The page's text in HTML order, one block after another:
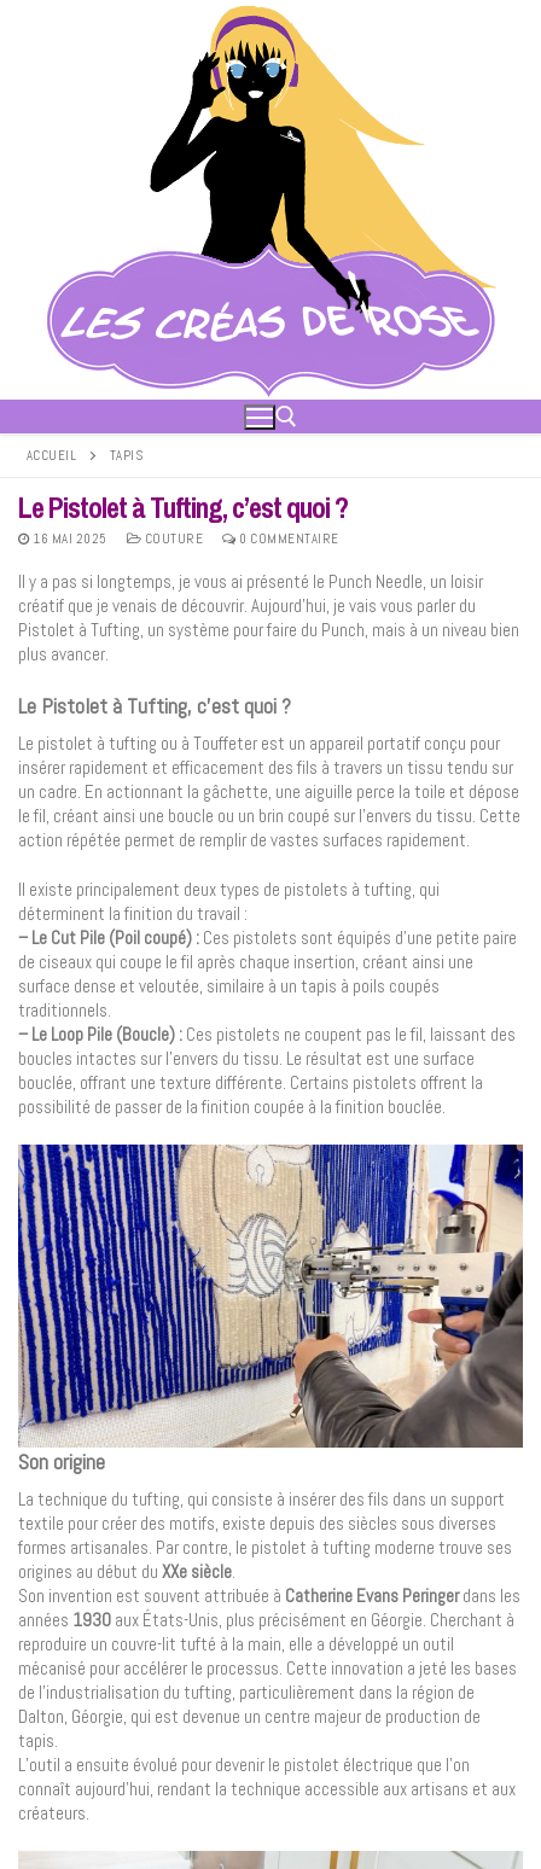
Rechercher :
ACCUEIL TAPIS
Le Pistolet à Tufting, c’est quoi ?
16 MAI 2025 COUTURE 0 COMMENTAIRE
Il y a pas si longtemps, je vous ai présenté le Punch Needle, un loisir
créatif que je venais de découvrir. Aujourd’hui, je vais vous parler du
Pistolet à Tufting, un système pour faire du Punch, mais à un niveau bien
plus avancer.
Le Pistolet à Tufting, c’est quoi ?
Le pistolet à tufting ou à Touffeter est un appareil portatif conçu pour
insérer rapidement et efficacement des fils à travers un tissu tendu sur
un cadre. En actionnant la gâchette, une aiguille perce la toile et dépose
le fil, créant ainsi une boucle ou un brin coupé sur l’envers du tissu. Cette
action répétée permet de remplir de vastes surfaces rapidement.
Il existe principalement deux types de pistolets à tufting, qui
déterminent la finition du travail :
– Le Cut Pile (Poil coupé) : Ces pistolets sont équipés d’une petite paire
de ciseaux qui coupe le fil après chaque insertion, créant ainsi une
surface dense et veloutée, similaire à un tapis à poils coupés
traditionnels.
– Le Loop Pile (Boucle) : Ces pistolets ne coupent pas le fil, laissant des
boucles intactes sur l’envers du tissu. Le résultat est une surface
bouclée, offrant une texture différente. Certains pistolets offrent la
possibilité de passer de la finition coupée à la finition bouclée.
Son origine
La technique du tufting, qui consiste à insérer des fils dans un support
textile pour créer des motifs, existe depuis des siècles sous diverses
formes artisanales. Par contre, le pistolet à tufting moderne trouve ses
origines au début du XXe siècle.
Son invention est souvent attribuée à Catherine Evans Peringerdans les
années 1930 aux États-Unis, plus précisément en Géorgie. Cherchant à
reproduire un couvre-lit tufté à la main, elle a développé un outil
mécanisé pour accélérer le processus. Cette innovation a jeté les bases
de l’industrialisation du tufting, particulièrement dans la région de
Dalton, Géorgie, qui est devenue un centre majeur de production de
tapis.
L’outil a ensuite évolué pour devenir le pistolet électrique que l’on
connaît aujourd’hui, rendant la technique accessible aux artisans et aux
créateurs.